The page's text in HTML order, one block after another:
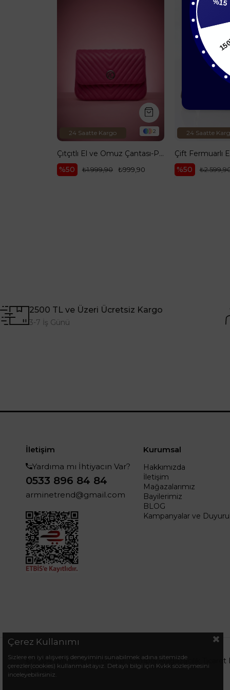
2
24 Saatte Kargo
Çıtçıtlı El ve Omuz Çantası-Pembe 23AC042
%50
₺999,90
₺1.999,90
24 Saatte
%50
2500 TL ve Üzeri Ücretsiz Kargo
3-7 İş Günü
İletişim
Yardıma mı İhtiyacın Var?
0533 896 84 84
arminetrend@gmail.com
Kurumsal
Hakkımızda
İletişim
Mağazalarımız
Bayilerimiz
BLOG
Kampanyalar ve
© 2024 .arminetrend.com.tr. Sembol Mağazacılık Ticaret
Saklıdır.
Çerez Kullanımı
Sizlere en iyi alışveriş deneyimini sunabilmek adına sitemizde
çerezler(cookies) kullanmaktayız. Detaylı bilgi için Kvkk sözleşmesini
inceleyebilirsiniz.